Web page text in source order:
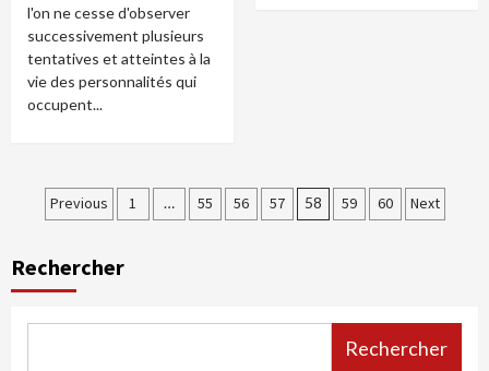
l'on ne cesse d'observer
successivement plusieurs
tentatives et atteintes à la
vie des personnalités qui
occupent...
Pagination
des
publications
Previous 1 … 55 56 57 58 59 60 Next
Rechercher
Rechercher